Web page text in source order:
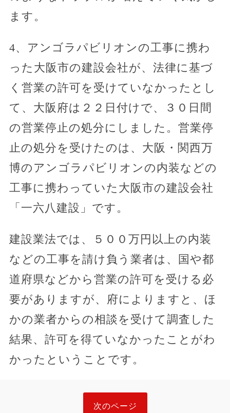
ます。
4、アンゴラパビリオンの工事に携わ
った大阪市の建設会社が、法律に基づ
く営業の許可を受けていなかったとし
て、大阪府は２２日付けで、３０日間
の営業停止の処分にしました。営業停
止の処分を受けたのは、大阪・関西万
博のアンゴラパビリオンの内装などの
工事に携わっていた大阪市の建設会社
「一六八建設」です。
建設業法では、５００万円以上の内装
などの工事を請け負う業者は、国や都
道府県などから営業の許可を受ける必
要がありますが、府によりますと、ほ
かの業者からの相談を受けて調査した
結果、許可を得ていなかったことがわ
かったということです。
次のページ